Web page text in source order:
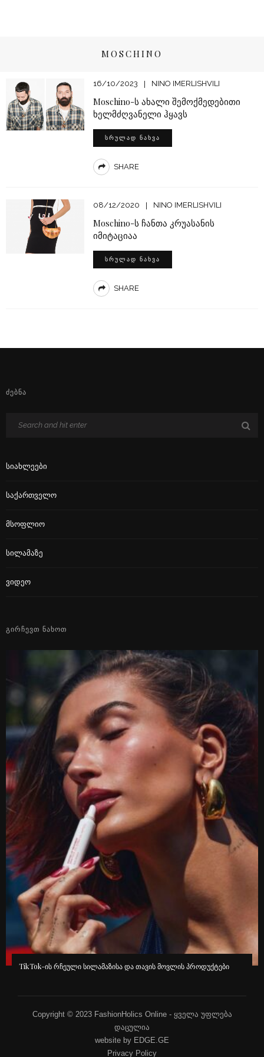
MOSCHINO
16/10/2023 NINO IMERLISHVILI
Moschino-ს ახალი შემოქმედებითი
ხელმძღვანელი ჰყავს
ᲡᲠᲣᲚᲐᲓ ᲜᲐᲮᲕᲐ
SHARE
08/12/2020 NINO IMERLISHVILI
Moschino-ს ჩანთა კრუასანის
იმიტაციაა
ᲡᲠᲣᲚᲐᲓ ᲜᲐᲮᲕᲐ
SHARE
ᲫᲔᲑᲜᲐ
Სიახლეები
Საქართველო
Მსოფლიო
Სილამაზე
Ვიდეო
ᲒᲘᲠᲩᲔᲕᲗ ᲜᲐᲮᲝᲗ
TikTok-ის რჩეული სილამაზისა და თავის მოვლის პროდუქტები
Copyright © 2023 FashionHolics Online - ყველა უფლება
დაცულია
website by EDGE.GE
Privacy Policy